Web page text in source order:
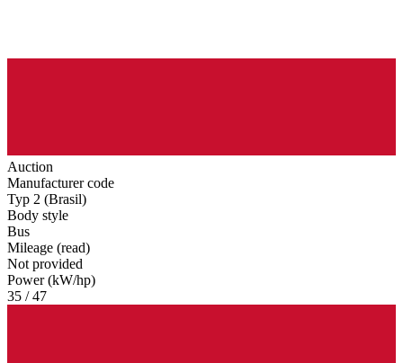
Auction
Manufacturer code
Typ 2 (Brasil)
Body style
Bus
Mileage (read)
Not provided
Power (kW/hp)
35 / 47